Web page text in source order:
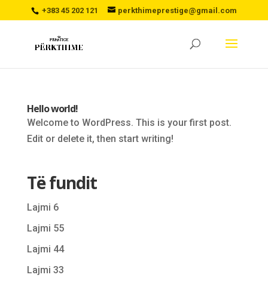
+383 45 202 121 perkthimeprestige@gmail.com
Hello world!
Welcome to WordPress. This is your first post.
Edit or delete it, then start writing!
Të fundit
Lajmi 6
Lajmi 55
Lajmi 44
Lajmi 33